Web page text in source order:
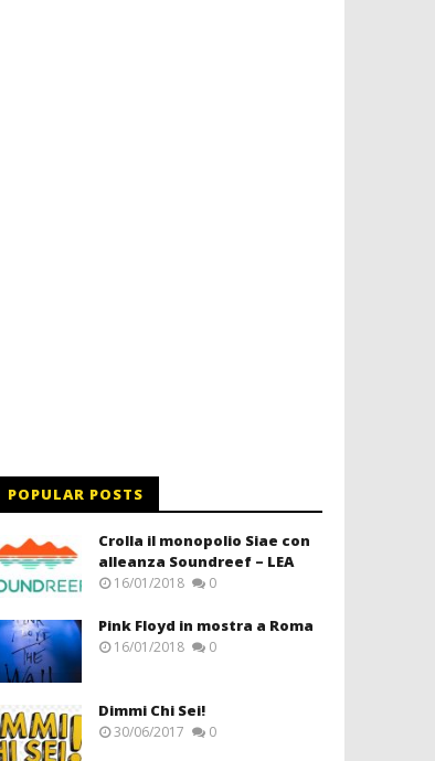
POPULAR POSTS
Crolla il monopolio Siae con
alleanza Soundreef – LEA
16/01/2018 0
Pink Floyd in mostra a Roma
16/01/2018 0
Dimmi Chi Sei!
30/06/2017 0